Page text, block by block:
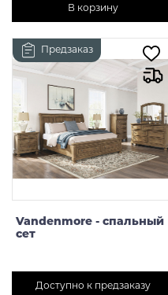
В корзину
Предзаказ
Vandenmore - спальный
сет
Доступно к предзаказу